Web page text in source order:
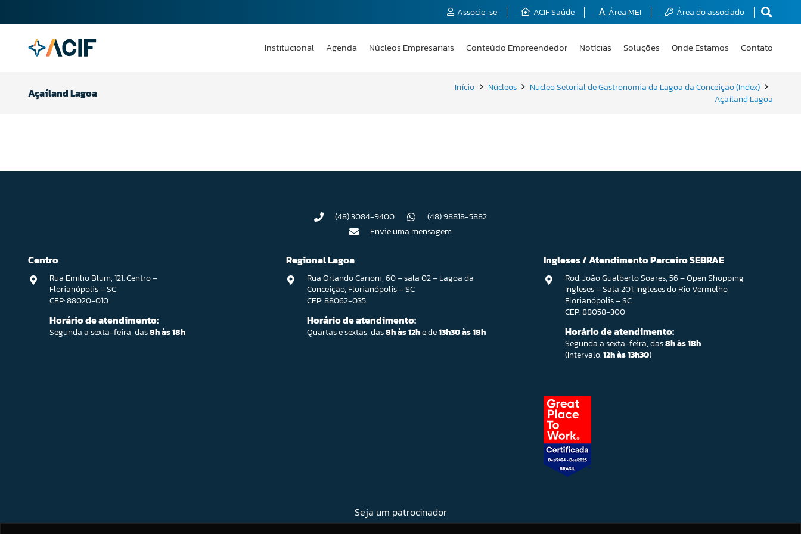
Associe-se ACIF Saúde Área MEI Área do associado
Institucional Agenda Núcleos Empresariais Conteúdo Empreendedor Notícias Soluções Onde Estamos Contato
Açaíland Lagoa Início Núcleos
Nucleo Setorial de Gastronomia da Lagoa da Conceição (Index)
Açaíland Lagoa
(48) 3084-9400
(48) 98818-5882
Envie uma mensagem
Centro
Rua Emilio Blum, 121. Centro –
Florianópolis – SC
CEP: 88020-010
Horário de atendimento:
Segunda a sexta-feira, das8h às 18h
Regional Lagoa
Rua Orlando Carioni, 60 – sala 02 – Lagoa da
Conceição, Florianópolis – SC
CEP: 88062-035
Horário de atendimento:
Quartas e sextas, das8h às 12he de13h30 às 18h
Ingleses / Atendimento Parceiro SEBRAE
Rod. João Gualberto Soares, 56 – Open Shopping
Ingleses – Sala 201. Ingleses do Rio Vermelho,
Florianópolis – SC
CEP: 88058-300
Horário de atendimento:
Segunda a sexta-feira, das8h às 18h
(Intervalo:12h às 13h30)
Seja um patrocinador